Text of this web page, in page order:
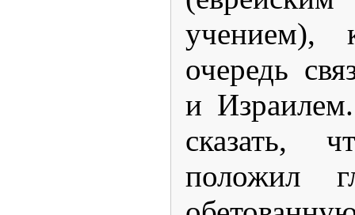
учением),
очередь
и
сказать,
положил